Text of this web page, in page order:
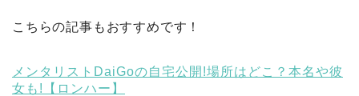
こちらの記事もおすすめです！
メンタリストDaiGoの自宅公開!場所はどこ？本名や彼
女も!【ロンハー】